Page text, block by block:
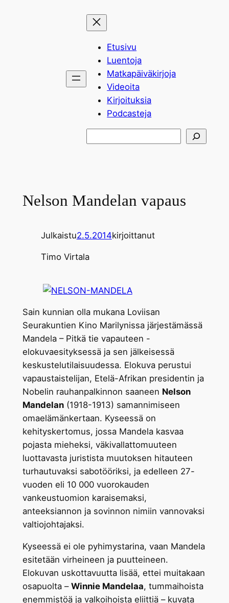
Etusivu
Luentoja
Matkapäiväkirjoja
Videoita
Kirjoituksia
Podcasteja
Nelson Mandelan vapaus
Julkaistu2.5.2014kirjoittanut
Timo Virtala
Sain kunnian olla mukana Loviisan
Seurakuntien Kino Marilynissa järjestämässä
Mandela – Pitkä tie vapauteen -
elokuvaesityksessä ja sen jälkeisessä
keskustelutilaisuudessa. Elokuva perustui
vapaustaistelijan, Etelä-Afrikan presidentin ja
Nobelin rauhanpalkinnon saaneen Nelson
Mandelan(1918-1913) samannimiseen
omaelämänkertaan. Kyseessä on
kehityskertomus, jossa Mandela kasvaa
pojasta mieheksi, väkivallattomuuteen
luottavasta juristista muutoksen hitauteen
turhautuvaksi sabotööriksi, ja edelleen 27-
vuoden eli 10 000 vuorokauden
vankeustuomion karaisemaksi,
anteeksiannon ja sovinnon nimiin vannovaksi
valtiojohtajaksi.
Kyseessä ei ole pyhimystarina, vaan Mandela
esitetään virheineen ja puutteineen.
Elokuvan uskottavuutta lisää, ettei muitakaan
osapuolta – Winnie Mandelaa, tummaihoista
enemmistöä ja valkoihoista eliittiä – kuvata